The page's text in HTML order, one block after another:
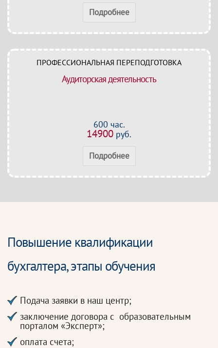
Подробнее
ПРОФЕССИОНАЛЬНАЯ ПЕРЕПОДГОТОВКА
Аудиторская деятельность
600 час.
14900 руб.
Подробнее
Повышение квалификации
бухгалтера, этапы обучения
Подача заявки в наш центр;
заключение договора с образовательным
порталом «Эксперт»;
оплата счета;